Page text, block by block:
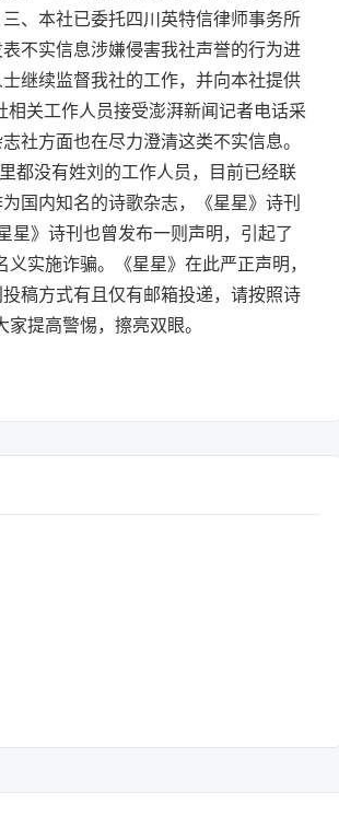
、本社已委托四川英特信律师事务所
不实信息涉嫌侵害我社声誉的行为进
继续监督我社的工作，并向本社提供
关工作人员接受澎湃新闻记者电话采
社方面也在尽力澄清这类不实信息。
都没有姓刘的工作人员，目前已经联
国内知名的诗歌杂志，《星星》诗刊
星》诗刊也曾发布一则声明，引起了
实施诈骗。《星星》在此严正声明，
稿方式有且仅有邮箱投递，请按照诗
提高警惕，擦亮双眼。